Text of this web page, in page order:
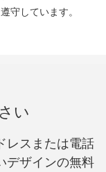
守しています。
い
レスまたは電話
デザインの無料